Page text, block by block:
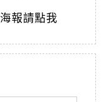
海報請點我